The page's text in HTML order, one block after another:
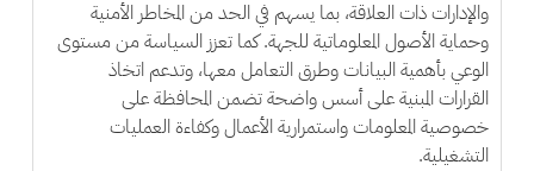
والإدارات ذات العلاقة، بما يسهم في الحد من المخاطر الأمنية
وحماية الأصول المعلوماتية للجهة. كما تعزز السياسة من مستوى
الوعي بأهمية البيانات وطرق التعامل معها، وتدعم اتخاذ
القرارات المبنية على أسس واضحة تضمن المحافظة على
خصوصية المعلومات واستمرارية الأعمال وكفاءة العمليات
التشغيلية.